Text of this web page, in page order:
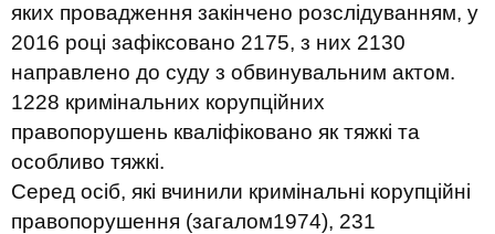
яких провадження закінчено розслідуванням, у
2016 році зафіксовано 2175, з них 2130
направлено до суду з обвинувальним актом.
1228 кримінальних корупційних
правопорушень кваліфіковано як тяжкі та
особливо тяжкі.
Серед осіб, які вчинили кримінальні корупційні
правопорушення (загалом1974), 231